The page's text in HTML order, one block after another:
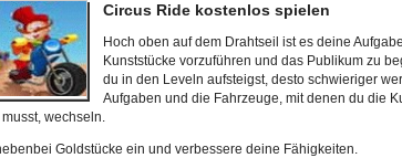
Circus Ride kostenlos spielen
Hoch oben auf dem Drahtseil ist es deine
Kunststücke vorzuführen und das Publikum zu
du in den Leveln aufsteigst, desto schwieriger
Aufgaben und die Fahrzeuge, mit denen du die
wechseln.
Goldstücke ein und verbessere deine Fähigkeiten.